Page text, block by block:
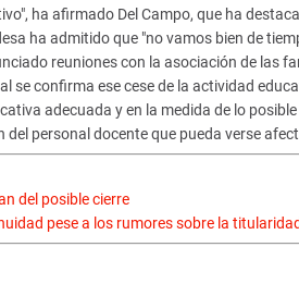
ha afirmado Del Campo, que ha
ha admitido que "no vamos bien de
reuniones con la asociación de las
se confirma ese cese de la actividad
adecuada y en la medida de lo
personal docente que pueda verse
del posible cierre
pese a los rumores sobre la